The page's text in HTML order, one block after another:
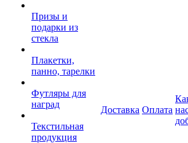
Призы и
подарки из
стекла
Плакетки,
панно, тарелки
Футляры для
наград
Текстильная
продукция
Доставка Оплата